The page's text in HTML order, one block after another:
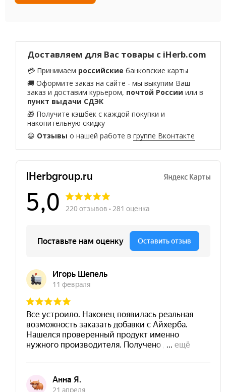
Доставляем для Вас товары с iHerb.com
💳 Принимаем российские банковские карты
🚚 Оформите заказ на сайте - мы выкупим Ваш
заказ и доставим курьером, почтой России или в
пункт выдачи СДЭК
🎁 Получите кэшбек с каждой покупки и
накопительную скидку
😀 Отзывы о нашей работе вгруппе Вконтакте